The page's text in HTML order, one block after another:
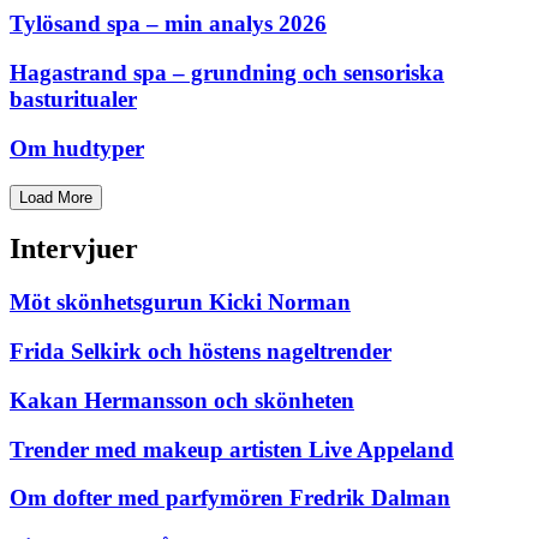
Tylösand spa – min analys 2026
Hagastrand spa – grundning och sensoriska
basturitualer
Om hudtyper
Load More
Intervjuer
Möt skönhetsgurun Kicki Norman
Frida Selkirk och höstens nageltrender
Kakan Hermansson och skönheten
Trender med makeup artisten Live Appeland
Om dofter med parfymören Fredrik Dalman